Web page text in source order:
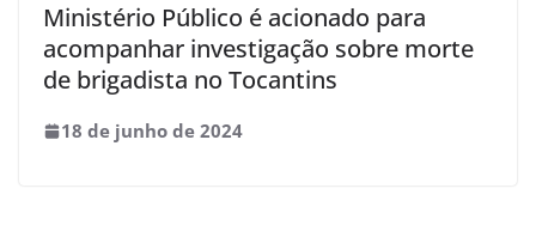
Ministério Público é acionado para
acompanhar investigação sobre morte
de brigadista no Tocantins
18 de junho de 2024